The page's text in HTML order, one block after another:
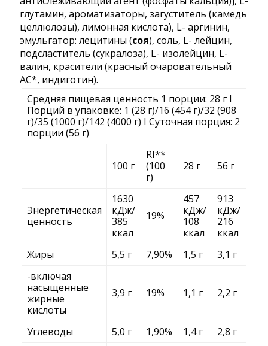
глутамин, ароматизаторы, загуститель (камедь
целлюлозы), лимонная кислота), L- аргинин,
эмульгатор: лецитины (соя), соль, L- лейцин,
подсластитель (сукралоза), L- изолейцин, L-
валин, красители (красный очаровательный
AC*, индиготин).
Средняя пищевая ценность 1 порции: 28 г I
Порций в упаковке: 1 (28 г)/16 (454 г)/32 (908
г)/35 (1000 г)/142 (4000 г) I Суточная порция: 2
порции (56 г)
100 г
RI**
(100
г)
28 г 56 г
Энергетическая
ценность
1630
кДж/
385
ккал
19%
457
кДж/
108
ккал
913
кДж/
216
ккал
Жиры
5,5 г 7,90% 1,5 г
3,1 г
-включая
насыщенные
жирные
кислоты
3,9 г 19% 1,1 г 2,2 г
Углеводы 5,0 г 1,90% 1,4 г
2,8 г